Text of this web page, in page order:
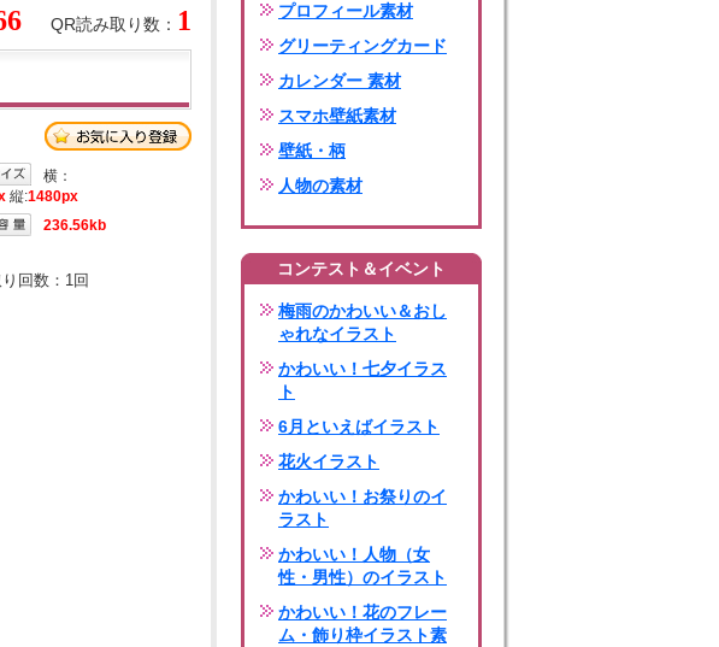
QR読み取り数： 1
横：
縦:1480px
236.56kb
回数： 1回
プロフィール素材
グリーティングカード
カレンダー 素材
スマホ壁紙素材
壁紙・柄
人物の素材
コンテスト＆イベント
梅雨のかわいい＆おし
ゃれなイラスト
かわいい！七夕イラス
ト
6月といえばイラスト
花火イラスト
かわいい！お祭りのイ
ラスト
かわいい！人物（女
性・男性）のイラスト
かわいい！花のフレー
ム・飾り枠イラスト素